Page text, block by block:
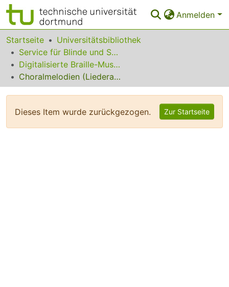
Anmelden
Bereiche & Sammlungen
Das gesamte Repositorium
Statistiken
Startseite
Universitätsbibliothek
Service für Blinde und Sehbehinderte
Digitalisierte Braille-Musik-Matrizen des VzfB
Choralmelodien (Liederanhang) zum Evangelischen Kirchengesangbuch
Dieses Item wurde zurückgezogen. Zur Startseite